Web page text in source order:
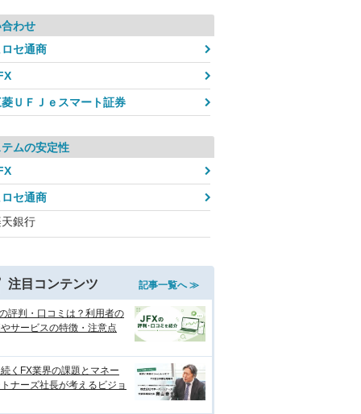
合わせ
ロセ通商
菱ＵＦＪｅスマート証券
ムの安定性
ロセ通商
銀行
注目コンテンツ 記事一覧へ ≫
評判・口コミは？利用者の
サービスの特徴・注意点
くFX業界の課題とマネー
ナーズ社長が考えるビジョ